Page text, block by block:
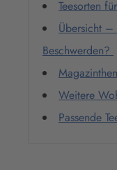
Teesorten
Übersicht –
Beschwerden?
Weitere
Passende